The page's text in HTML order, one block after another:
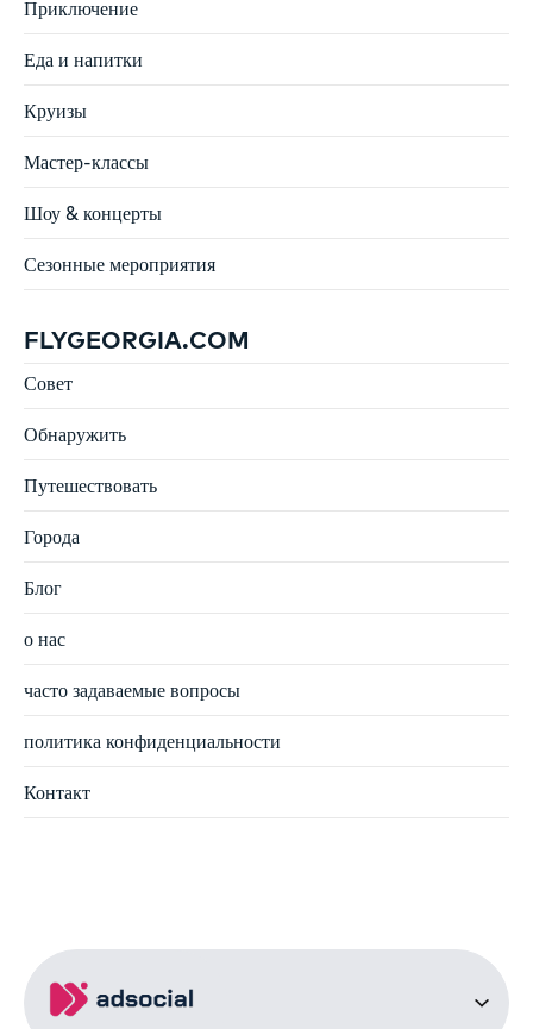
Приключение
Еда и напитки
Круизы
Мастер-классы
Шоу & концерты
Сезонные мероприятия
FLYGEORGIA.COM
Совет
Обнаружить
Путешествовать
Города
Блог
о нас
часто задаваемые вопросы
политика конфиденциальности
Контакт